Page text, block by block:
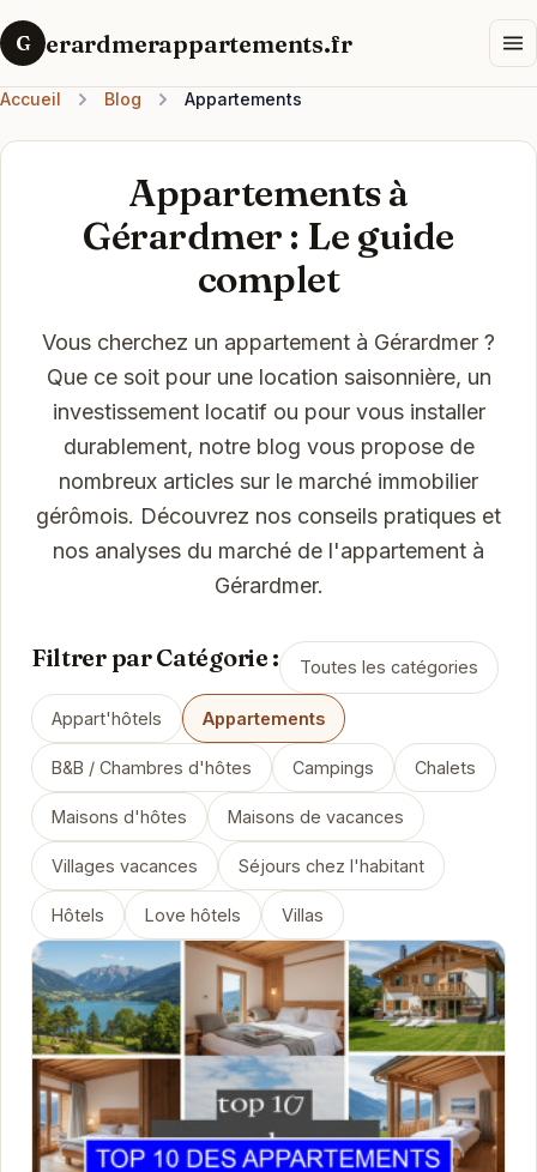
G erardmerappartements.fr
Accueil Blog Appartements
Appartements à
Gérardmer : Le guide
complet
Vous cherchez un appartement à Gérardmer ?
Que ce soit pour une location saisonnière, un
investissement locatif ou pour vous installer
durablement, notre blog vous propose de
nombreux articles sur le marché immobilier
gérômois. Découvrez nos conseils pratiques et
nos analyses du marché de l'appartement à
Gérardmer.
Filtrer par Catégorie : Toutes les catégories
Appart'hôtels Appartements
B&B / Chambres d'hôtes Campings Chalets
Maisons d'hôtes Maisons de vacances
Villages vacances Séjours chez l'habitant
Hôtels Love hôtels Villas